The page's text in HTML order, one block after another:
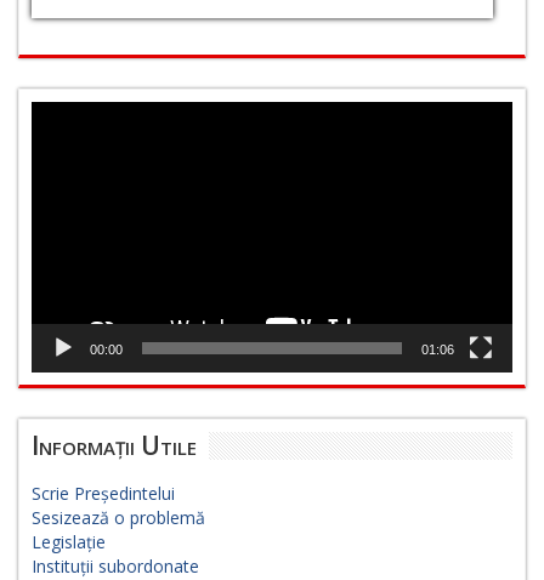
00:00 01:06
Informații Utile
Scrie Președintelui
Sesizează o problemă
Legislație
Instituții subordonate